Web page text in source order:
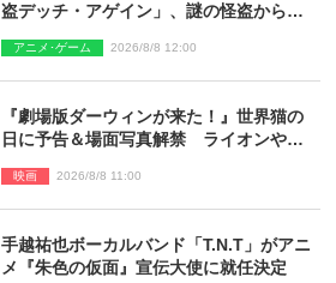
盗デッチ・アゲイン」、謎の怪盗から不
アニメ･ゲーム 2026/8/8 12:00
『劇場版ダーウィンが来た！』世界猫の
日に予告＆場面写真解禁 ライオンやマ
映画 2026/8/8 11:00
手越祐也ボーカルバンド「T.N.T」がアニ
メ『朱色の仮面』宣伝大使に就任決定